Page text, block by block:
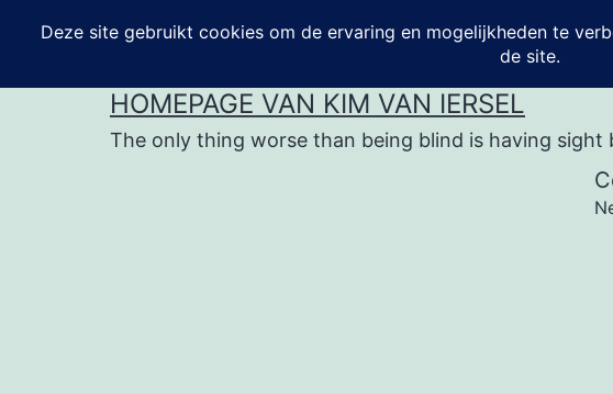
de
HOMEPAGE VAN KIM VAN IERSEL
The only thing worse than being blind is having sight